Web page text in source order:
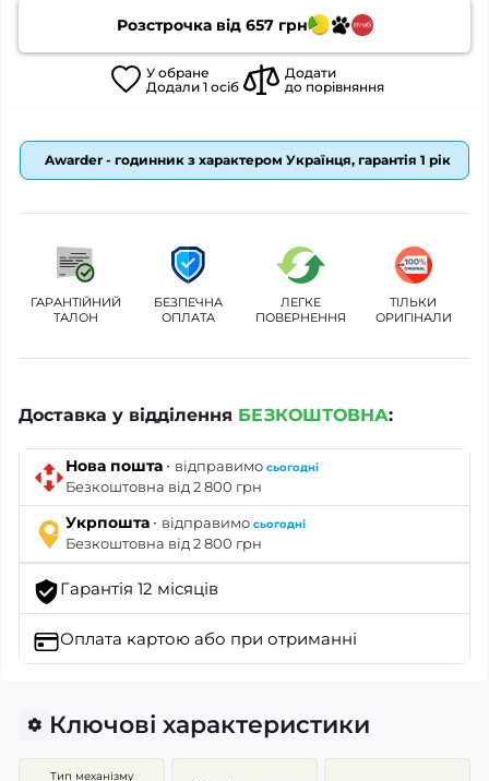
Розстрочка від 657грн
У обране
Додали 1 осіб
Додати
до порівняння
Awarder - годинник з характером Українця, гарантія 1 рік
ГАРАНТІЙНИЙ
ТАЛОН
БЕЗПЕЧНА
ОПЛАТА
ЛЕГКЕ
ПОВЕРНЕННЯ
ТІЛЬКИ
ОРИГІНАЛИ
Доставка у відділення БЕЗКОШТОВНА:
Нова пошта · відправимо сьогодні
Безкоштовна від 2 800 грн
Укрпошта · відправимо сьогодні
Безкоштовна від 2 800 грн
Гарантія 12 місяців
Оплата картою або при отриманні
Ключові характеристики
Тип механізму